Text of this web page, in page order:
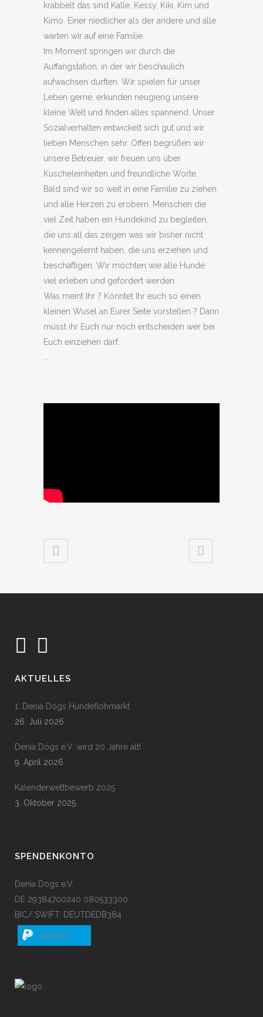
krabbelt das sind Kalle, Kessy, Kiki, Kim und
Kimo. Einer niedlicher als der andere und alle
warten wir auf eine Familie.
Im Moment springen wir durch die
Auffangstation, in der wir beschaulich
aufwachsen durften. Wir spielen für unser
Leben gerne, erkunden neugierig unsere
kleine Welt und finden alles spannend. Unser
Sozialverhalten entwickelt sich gut und wir
lieben Menschen sehr. Offen begrüßen wir
unsere Betreuer, wir freuen uns über
Kuscheleinheiten und freundliche Worte.
Bald sind wir so weit in eine Familie zu ziehen
und alle Herzen zu erobern. Menschen die
viel Zeit haben ein Hundekind zu begleiten,
die uns all das zeigen was wir bisher nicht
kennengelernt haben, die uns erziehen und
beschäftigen. Wir möchten wie alle Hunde
viel erleben und gefordert werden.
Was meint Ihr ? Könntet Ihr euch so einen
kleinen Wusel an Eurer Seite vorstellen ? Dann
müsst ihr Euch nur noch entscheiden wer bei
Euch einziehen darf.
AKTUELLES
1. Denia Dogs Hundeflohmarkt
26. Juli 2026
Denia Dogs e.V. wird 20 Jahre alt!
9. April 2026
Kalenderwettbewerb 2025
3. Oktober 2025
SPENDENKONTO
Denia Dogs e.V.
DE 29384700240 080533300
BIC/ SWIFT: DEUTDEDB384
spenden